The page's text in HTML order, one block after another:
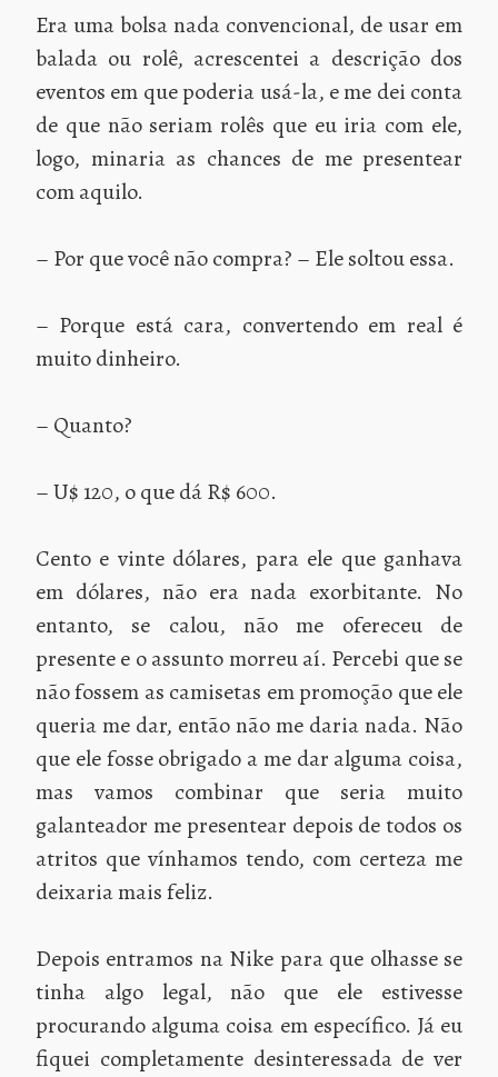
Era uma bolsa nada convencional, de usar em
balada ou rolê, acrescentei a descrição dos
eventos em que poderia usá-la, e me dei conta
de que não seriam rolês que eu iria com ele,
logo, minaria as chances de me presentear
com aquilo.
– Por que você não compra? – Ele soltou essa.
– Porque está cara, convertendo em real é
muito dinheiro.
– Quanto?
– U$ 120, o que dá R$ 600.
Cento e vinte dólares, para ele que ganhava
em dólares, não era nada exorbitante. No
entanto, se calou, não me ofereceu de
presente e o assunto morreu aí. Percebi que se
não fossem as camisetas em promoção que ele
queria me dar, então não me daria nada. Não
que ele fosse obrigado a me dar alguma coisa,
mas vamos combinar que seria muito
galanteador me presentear depois de todos os
atritos que vínhamos tendo, com certeza me
deixaria mais feliz.
Depois entramos na Nike para que olhasse se
tinha algo legal, não que ele estivesse
procurando alguma coisa em específico. Já eu
fiquei completamente desinteressada de ver